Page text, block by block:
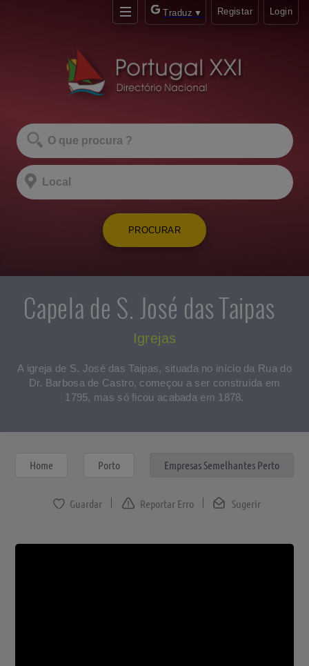
Traduz ▼ Registar Login
PROCURAR
Capela de S. José das Taipas
Igrejas
A igreja de S. José das Taipas, situada no início da Rua do
Dr. Barbosa de Castro, começou a ser construída em
1795, mas só ficou acabada em 1878.
Home Porto Empresas Semelhantes Perto
Sugerir
Reportar Erro